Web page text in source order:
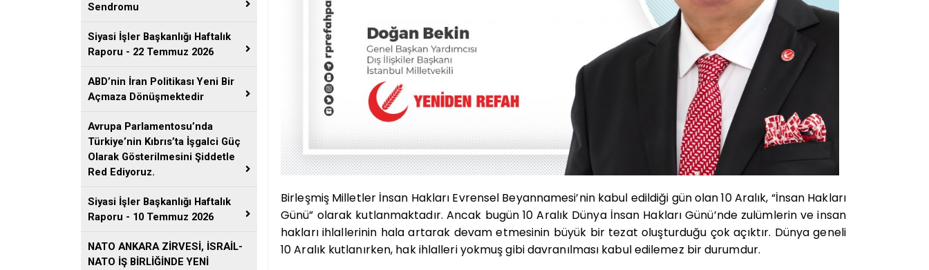
Sendromu
Siyasi İşler Başkanlığı Haftalık
Raporu - 22 Temmuz 2026
ABD’nin İran Politikası Yeni Bir
Açmaza Dönüşmektedir
Avrupa Parlamentosu’nda
Türkiye’nin Kıbrıs’ta İşgalci Güç
Olarak Gösterilmesini Şiddetle
Red Ediyoruz.
Siyasi İşler Başkanlığı Haftalık
Raporu - 10 Temmuz 2026
NATO ANKARA ZİRVESİ, İSRAİL-
NATO İŞ BİRLİĞİNDE YENİ
Birleşmiş Milletler İnsan Hakları Evrensel Beyannamesi’nin kabul edildiği gün olan 10 Aralık, “İnsan Hakları
Günü” olarak kutlanmaktadır. Ancak bugün 10 Aralık Dünya İnsan Hakları Günü’nde zulümlerin ve insan
hakları ihlallerinin hala artarak devam etmesinin büyük bir tezat oluşturduğu çok açıktır. Dünya geneli
10 Aralık kutlanırken, hak ihlalleri yokmuş gibi davranılması kabul edilemez bir durumdur.